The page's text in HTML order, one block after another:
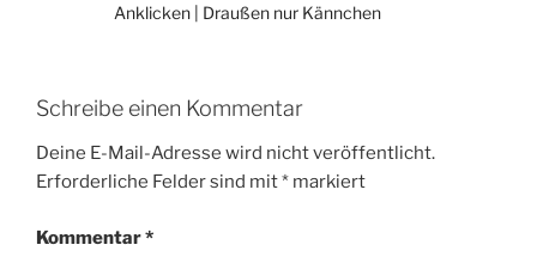
Anklicken | Draußen nur Kännchen
Schreibe einen Kommentar
Deine E-Mail-Adresse wird nicht veröffentlicht.
Erforderliche Felder sind mit* markiert
Kommentar*